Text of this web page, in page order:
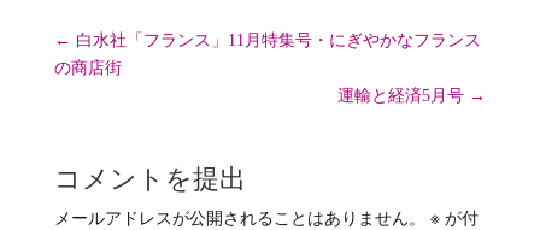
← 白水社「フランス」11月特集号・にぎやかなフランス
の商店街
運輸と経済5月号 →
コメントを提出
メールアドレスが公開されることはありません。 ※が付